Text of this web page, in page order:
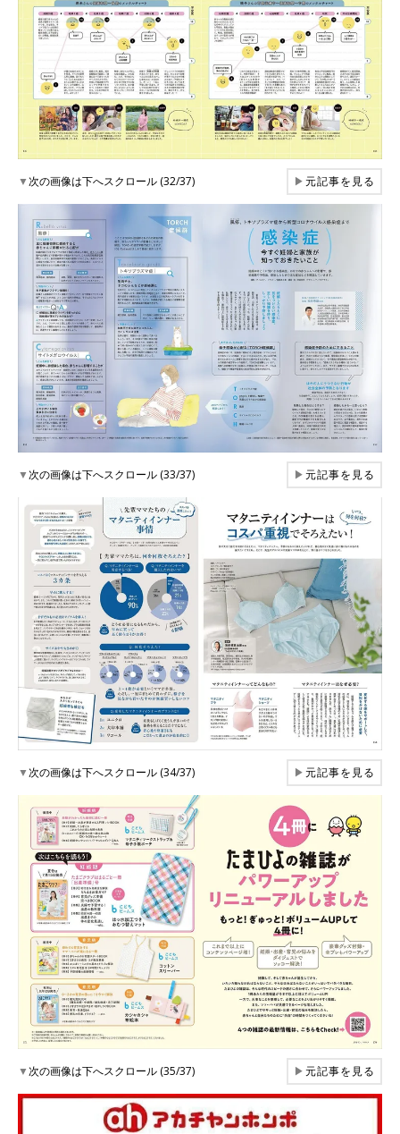
▼次の画像は下へスクロール (32/37) ▶元記事を見る
▼次の画像は下へスクロール (33/37) ▶元記事を見る
▼次の画像は下へスクロール (34/37) ▶元記事を見る
▼次の画像は下へスクロール (35/37) ▶元記事を見る